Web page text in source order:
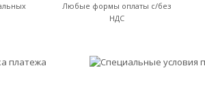
Любые формы оплаты с/без
НДС